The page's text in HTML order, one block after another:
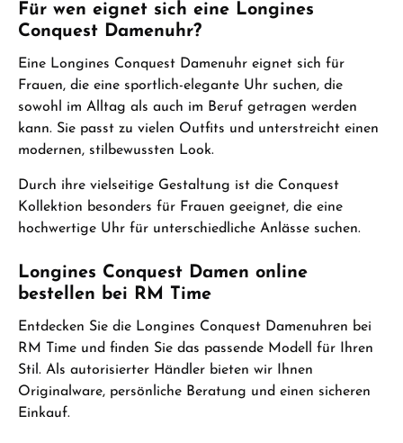
Für wen eignet sich eine Longines
Conquest Damenuhr?
Eine Longines Conquest Damenuhr eignet sich für
Frauen, die eine sportlich-elegante Uhr suchen, die
sowohl im Alltag als auch im Beruf getragen werden
kann. Sie passt zu vielen Outfits und unterstreicht einen
modernen, stilbewussten Look.
Durch ihre vielseitige Gestaltung ist die Conquest
Kollektion besonders für Frauen geeignet, die eine
hochwertige Uhr für unterschiedliche Anlässe suchen.
Longines Conquest Damen online
bestellen bei RM Time
Entdecken Sie die Longines Conquest Damenuhren bei
RM Time und finden Sie das passende Modell für Ihren
Stil. Als autorisierter Händler bieten wir Ihnen
Originalware, persönliche Beratung und einen sicheren
Einkauf.